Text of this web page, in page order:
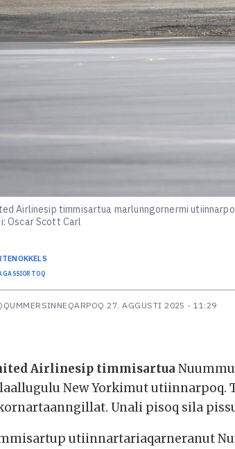
Airlinesip timmisartua marlunngornermi
Oscar Scott Carl
OKKELS
27. AGGUSTI 2025 - 11:29
Airlinesip timmisartua
New Yorkimut
Unali pisoq sila
utiinnartariaqarneranut